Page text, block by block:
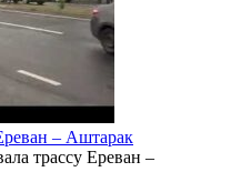
– Аштарак
трассу Ереван –